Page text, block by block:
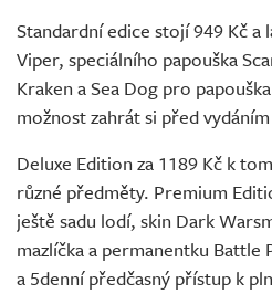
Standardní edice stojí 949 Kč a
Viper, speciálního papouška
Kraken a Sea Dog pro
možnost zahrát si před
Deluxe Edition za 1189 Kč k
různé předměty. Premium
ještě sadu lodí, skin Dark
mazlíčka a permanentku Battle
a 5denní předčasný přístup k